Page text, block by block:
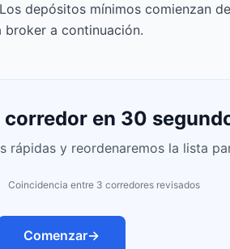
depósitos mínimos comienzan
a continuación.
en 30
rápidas y reordenaremos la lista
Coincidencia entre 3 corredores revisados
Comenzar→